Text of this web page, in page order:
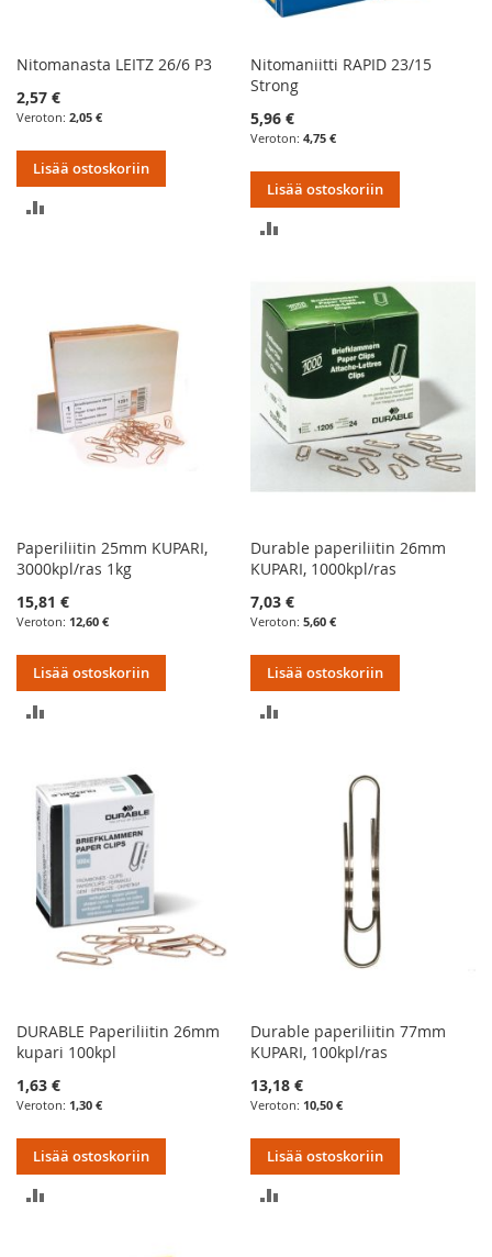
Nitomanasta LEITZ 26/6 P3
2,57 €
2,05 €
Lisää ostoskoriin
Nitomaniitti RAPID 23/15
Strong
5,96 €
4,75 €
Lisää ostoskoriin
Paperiliitin 25mm KUPARI,
3000kpl/ras 1kg
15,81 €
12,60 €
Lisää ostoskoriin
Durable paperiliitin 26mm
KUPARI, 1000kpl/ras
7,03 €
5,60 €
Lisää ostoskoriin
DURABLE Paperiliitin 26mm
kupari 100kpl
1,63 €
1,30 €
Lisää ostoskoriin
Durable paperiliitin 77mm
KUPARI, 100kpl/ras
13,18 €
10,50 €
Lisää ostoskoriin